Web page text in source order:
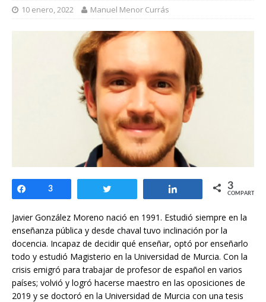
10 enero, 2022 Manuel Menor Currás
Compartir
3 Compartir 3
COMPARTIR
Javier González Moreno nació en 1991. Estudió siempre en la
enseñanza pública y desde chaval tuvo inclinación por la
docencia. Incapaz de decidir qué enseñar, optó por enseñarlo
todo y estudió Magisterio en la Universidad de Murcia. Con la
crisis emigró para trabajar de profesor de español en varios
países; volvió y logró hacerse maestro en las oposiciones de
2019 y se doctoró en la Universidad de Murcia con una tesis